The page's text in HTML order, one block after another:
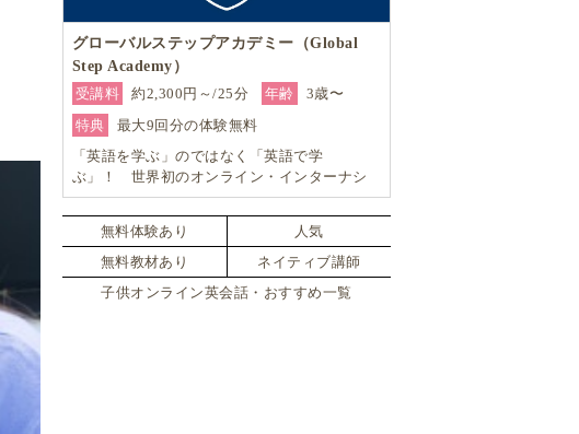
グローバルステップアカデミー（Global
Step Academy）
受講料
約2,300円～/25分 年齢
3歳〜
特典
最大9回分の体験無料
「英語を学ぶ」のではなく「英語で学
ぶ」！ 世界初のオンライン・インターナシ
ョナルスクールでネイティブ英語を目指す
無料体験あり
人気
無料教材あり
ネイティブ講師
子供オンライン英会話・おすすめ一覧